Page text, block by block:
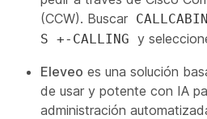
(CCW). Buscar
S +-CALLING y
Eleveo es una solución
de usar y potente con IA
administración